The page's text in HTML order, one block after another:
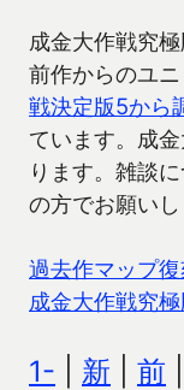
成金大作戦究
前作からのユニ
戦決定版5から
ています。成
ります。雑談
の方でお願いし
過去作マップ
成金大作戦究
1- 新 前